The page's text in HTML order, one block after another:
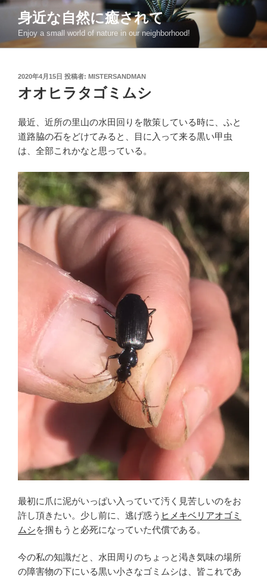
コ
ン
身近な自然に癒されて
Enjoy a small world of nature in our neighborhood!
投
日:
2020年4月15日 投稿者: MISTERSANDMAN
オオヒラタゴミムシ
最近、近所の里山の水田回りを散策している時に、ふと
道路脇の石をどけてみると、目に入って来る黒い甲虫
は、全部これかなと思っている。
最初に爪に泥がいっぱい入っていて汚く見苦しいのをお
許し頂きたい。少し前に、逃げ惑う ヒメキベリアオゴミ
ムシを掴もうと必死になっていた代償である。
今の私の知識だと、水田周りのちょっと渇き気味の場所
の障害物の下にいる黒い小さなゴミムシは、皆これであ